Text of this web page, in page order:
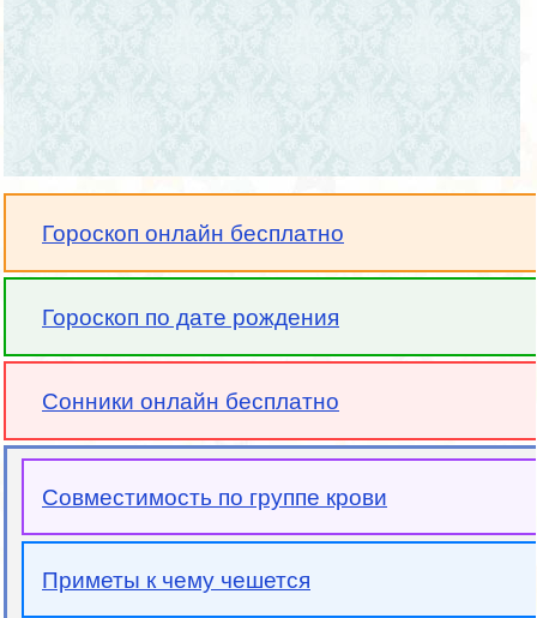
Гороскоп онлайн бесплатно
Гороскоп по дате рождения
Сонники онлайн бесплатно
Совместимость по группе крови
Приметы к чему чешется